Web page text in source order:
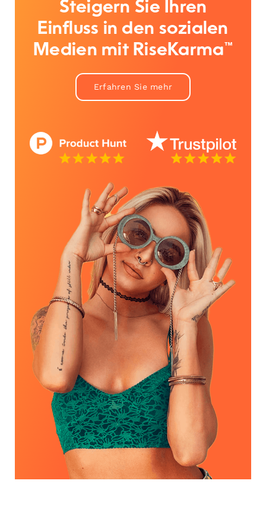
Steigern Sie Ihren
Einfluss in den sozialen
Medien mit RiseKarma™
Erfahren Sie mehr